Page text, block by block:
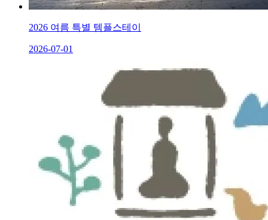
2026 여름 특별 템플스테이
2026-07-01